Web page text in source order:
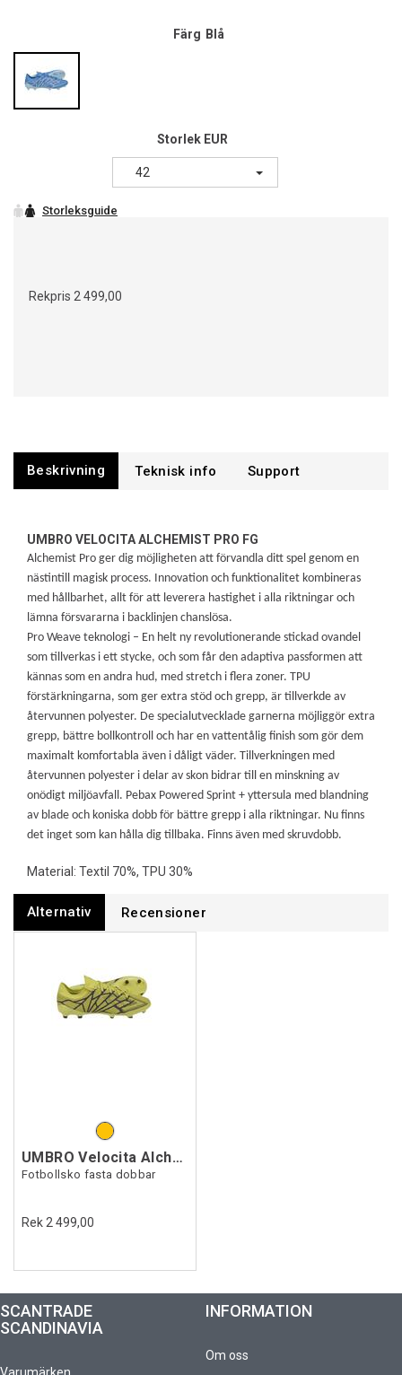
Färg Blå
Storlek EUR
42
Rekpris 2 499,00
Beskrivning Support
UMBRO VELOCITA ALCHEMIST PRO FG
Alchemist Pro ger dig möjligheten att förvandla ditt spel genom en
nästintill magisk process. Innovation och funktionalitet kombineras
med hållbarhet, allt för att leverera hastighet i alla riktningar och
lämna försvararna i backlinjen chanslösa.
Pro Weave teknologi – En helt ny revolutionerande stickad ovandel
som tillverkas i ett stycke, och som får den adaptiva passformen att
kännas som en andra hud, med stretch i flera zoner. TPU
förstärkningarna, som ger extra stöd och grepp, är tillverkde av
återvunnen polyester. De specialutvecklade garnerna möjliggör extra
grepp, bättre bollkontroll och har en vattentålig finish som gör dem
maximalt komfortabla även i dåligt väder. Tillverkningen med
återvunnen polyester i delar av skon bidrar till en minskning av
onödigt miljöavfall. Pebax Powered Sprint + yttersula med blandning
av blade och koniska dobb för bättre grepp i alla riktningar. Nu finns
det inget som kan hålla dig tillbaka. Finns även med skruvdobb.
Material: Textil 70%, TPU 30%
Alternativ Recensioner
UMBRO Velocita Alchemist Pro FG
Fotbollsko fasta dobbar
Rek 2 499,00
SCANTRADE
SCANDINAVIA
INFORMATION
Om oss